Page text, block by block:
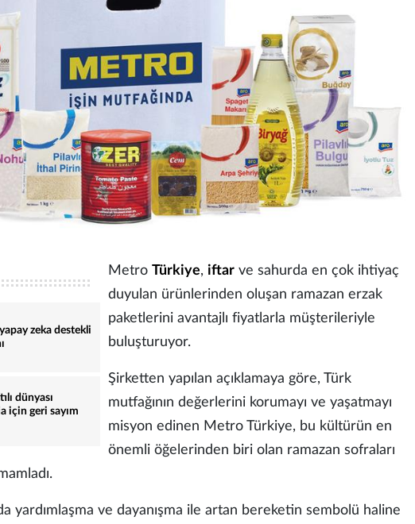
zeka destekli
dünyası
için geri sayım
Metro Türkiye, iftar ve sahurda en çok ihtiyaç
duyulan ürünlerinden oluşan ramazan erzak
paketlerini avantajlı fiyatlarla müşterileriyle
buluşturuyor.
Şirketten yapılan açıklamaya göre, Türk
mutfağının değerlerini korumayı ve yaşatmayı
misyon edinen Metro Türkiye, bu kültürün en
önemli öğelerinden biri olan ramazan sofraları
yardımlaşma ve dayanışma ile artan bereketin sembolü haline